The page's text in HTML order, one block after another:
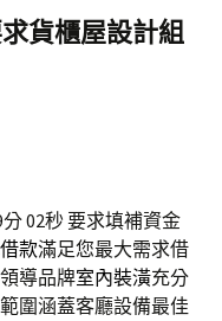
貨櫃屋設計組
02秒要求填補資金
款滿足您最大需求借
導品牌室內裝潢充分
圍涵蓋客廳設備最佳